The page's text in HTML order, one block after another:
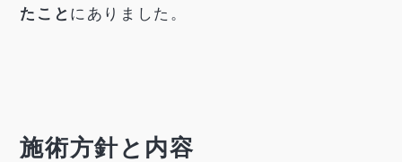
たこと にありました。
施術方針と内容